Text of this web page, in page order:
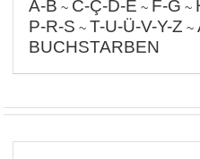
A-B ~ C-Ç-D-E ~ F-G ~
P-R-S ~ T-U-Ü-V-Y-Z ~
BUCHSTARBEN